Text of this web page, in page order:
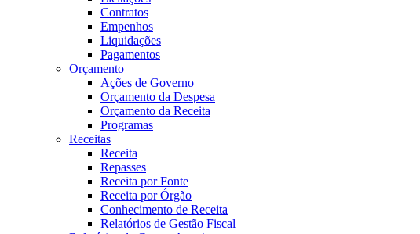
Contratos
Empenhos
Liquidações
Pagamentos
Orçamento
Ações de Governo
Orçamento da Despesa
Orçamento da Receita
Programas
Receitas
Receita
Repasses
Receita por Fonte
Receita por Órgão
Conhecimento de Receita
Relatórios de Gestão Fiscal